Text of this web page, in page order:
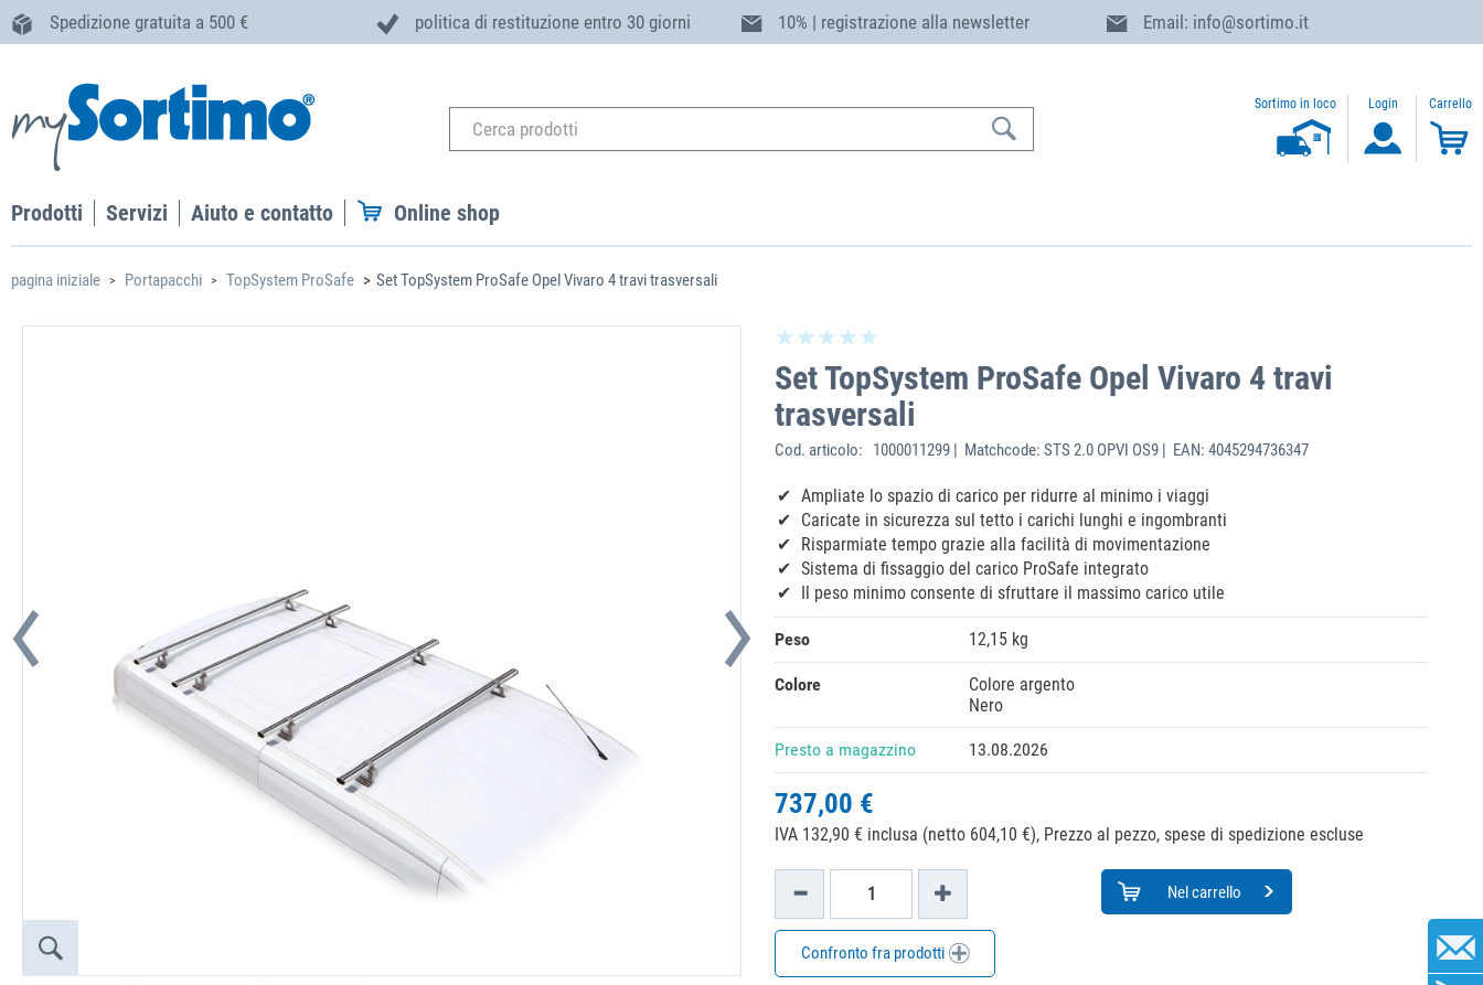
Spedizione gratuita a 500 € politica di restituzione entro 30 giorni 10% | registrazione alla newsletter Email: info@sortimo.it
Sortimo in loco Login Carrello
Prodotti Servizi Aiuto e contatto Online shop
pagina iniziale Portapacchi TopSystem ProSafe Set TopSystem ProSafe Opel Vivaro 4 travi trasversali
Set TopSystem ProSafe Opel Vivaro 4 travi
trasversali
Cod. articolo: 1000011299 | Matchcode: STS 2.0 OPVI OS9 | EAN: 4045294736347
Ampliate lo spazio di carico per ridurre al minimo i viaggi
Caricate in sicurezza sul tetto i carichi lunghi e ingombranti
Risparmiate tempo grazie alla facilità di movimentazione
Sistema di fissaggio del carico ProSafe integrato
Il peso minimo consente di sfruttare il massimo carico utile
Peso 12,15 kg
Colore
Colore argento
Nero
Presto a magazzino 13.08.2026
737,00 €
IVA 132,90 € inclusa (netto 604,10 €), Prezzo al pezzo, spese di spedizione escluse
Nel carrello
Confronto fra prodotti